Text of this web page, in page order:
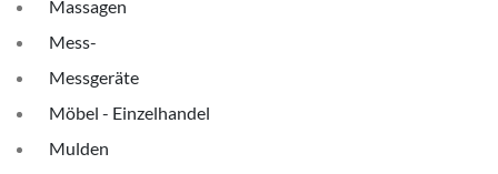
Massagen
Mess-
Messgeräte
Möbel - Einzelhandel
Mulden